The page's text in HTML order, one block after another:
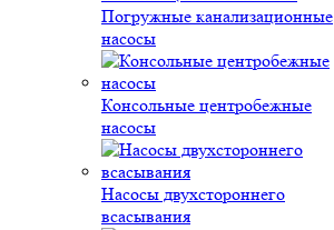
Погружные канализационные
насосы
Консольные центробежные
насосы
Насосы двухстороннего
всасывания